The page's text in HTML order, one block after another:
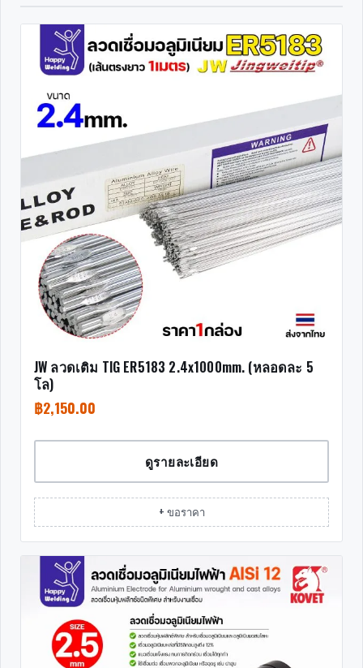
JW ลวดเติม TIG ER5183 2.4x1000mm. (หลอดละ 5
โล)
฿2,150.00
ดูรายละเอียด
+ ขอราคา